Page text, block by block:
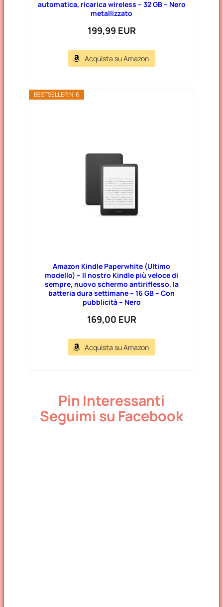
automatica, ricarica wireless – 32 GB – Nero
metallizzato
199,99 EUR
Acquista su Amazon
BESTSELLER N. 6
Amazon Kindle Paperwhite (Ultimo
modello) – Il nostro Kindle più veloce di
sempre, nuovo schermo antiriflesso, la
batteria dura settimane – 16 GB – Con
pubblicità – Nero
169,00 EUR
Acquista su Amazon
Pin Interessanti
Seguimi su Facebook